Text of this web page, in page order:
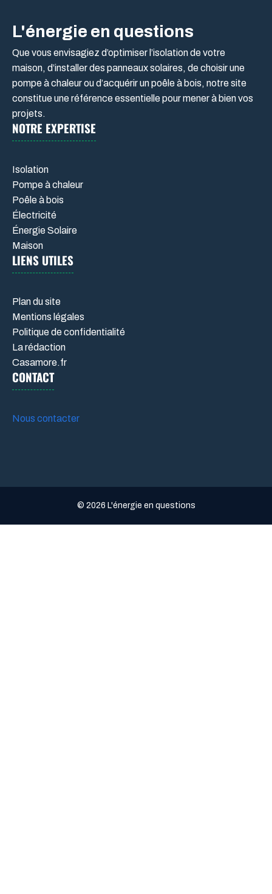
L'énergie en questions
Que vous envisagiez d’optimiser l’isolation de votre
maison, d’installer des panneaux solaires, de choisir une
pompe à chaleur ou d’acquérir un poêle à bois, notre site
constitue une référence essentielle pour mener à bien vos
projets.
NOTRE EXPERTISE
Isolation
Pompe à chaleur
Poêle à bois
Électricité
Énergie Solaire
Maison
LIENS UTILES
Plan du site
Mentions légales
Politique de confidentialité
La rédaction
Casamore.fr
CONTACT
Nous contacter
© 2026 L'énergie en questions